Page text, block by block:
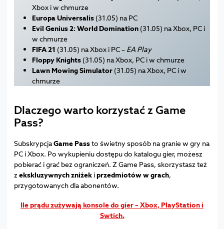
Xbox i w chmurze
Europa Universalis(31.05) na PC
Evil Genius 2: World Domination(31.05) na Xbox, PC i
w chmurze
FIFA 21 (31.05) na Xbox i PC – EA Play
Floppy Knights(31.05) na Xbox, PC i w chmurze
Lawn Mowing Simulator(31.05) na Xbox, PC i w
chmurze
Dlaczego warto korzystać z Game
Pass?
SubskrypcjaGame Passto świetny sposób na granie w gry na
PC i Xbox. Po wykupieniu dostępu do katalogu gier, możesz
pobierać i grać bez ograniczeń. Z Game Pass, skorzystasz też
z ekskluzywnych zniżekiprzedmiotów w grach,
przygotowanych dla abonentów.
Ile prądu zużywają konsole do gier – Xbox, PlayStation i
Swtich.